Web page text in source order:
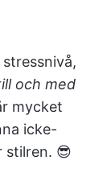
och med
mycket
icke-
stilren. 😎